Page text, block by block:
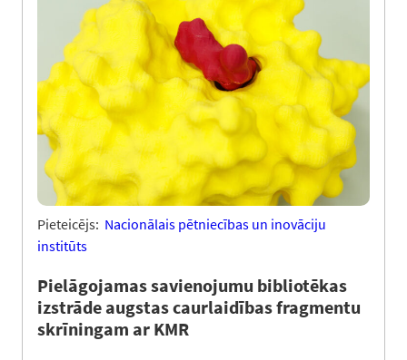
Pieteicējs: Nacionālais pētniecības un inovāciju
institūts
Pielāgojamas savienojumu bibliotēkas
izstrāde augstas caurlaidības fragmentu
skrīningam ar KMR